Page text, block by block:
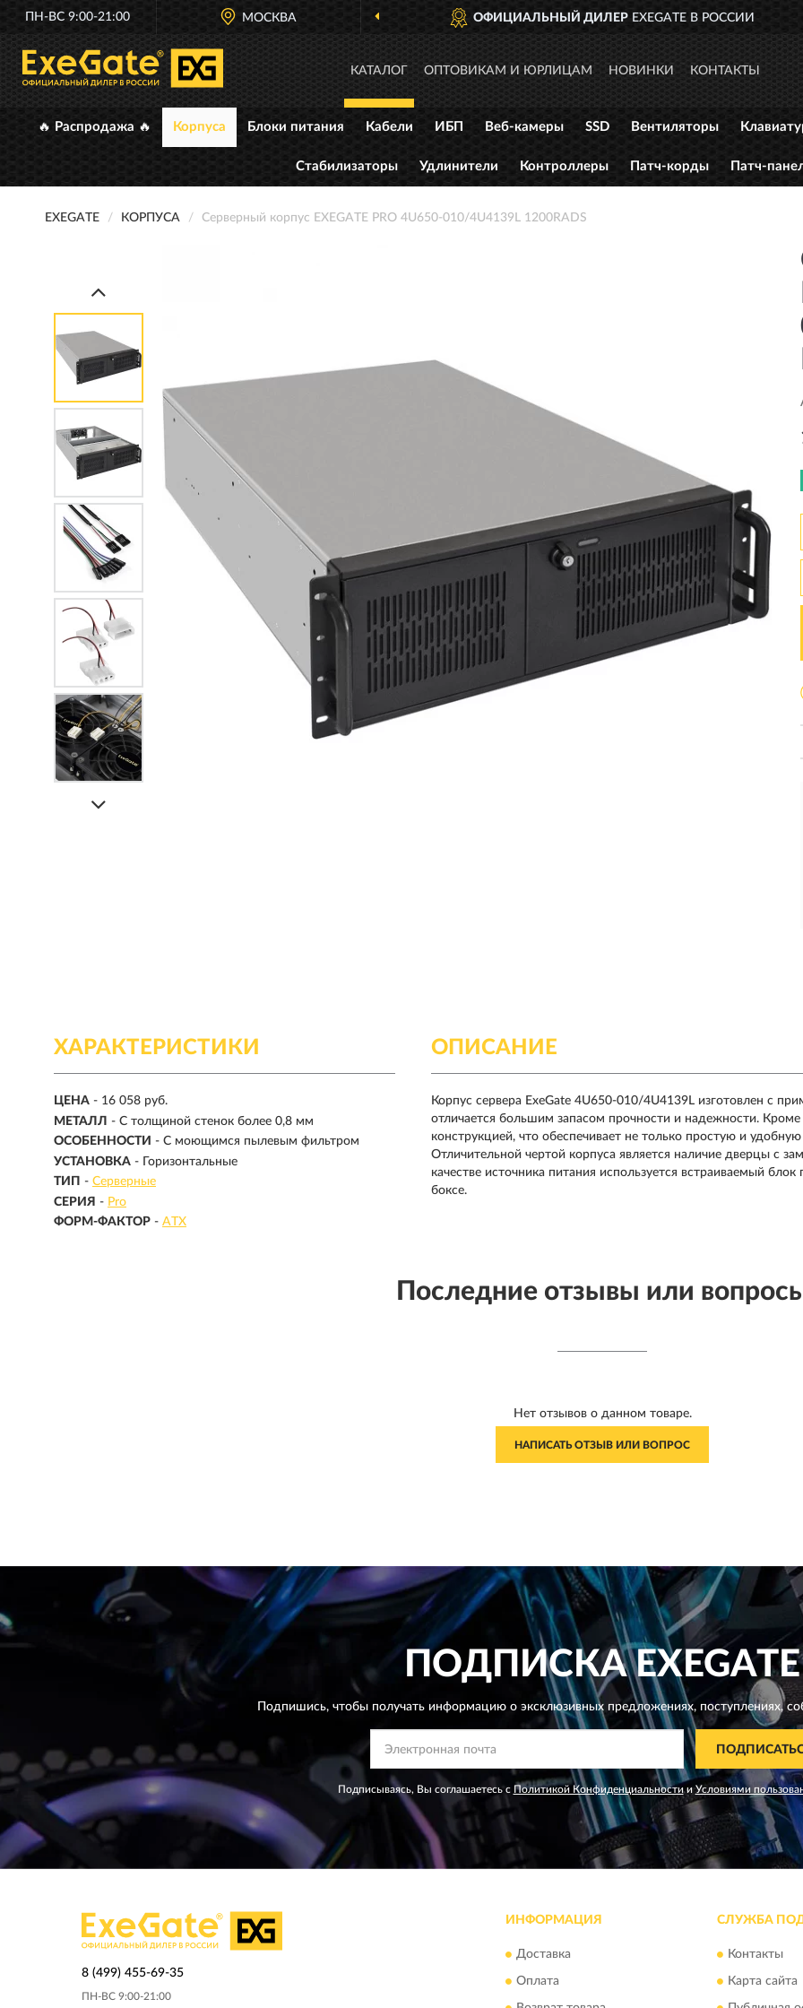
ПН-ВС 9:00-21:00 МОСКВА ОФИЦИАЛЬНЫЙ ДИЛЕРEXEGATE В РОССИИ
КАТАЛОГ ОПТОВИКАМ И ЮРЛИЦАМ НОВИНКИ КОНТАКТЫ
🔥 Распродажа 🔥 Корпуса Блоки питания Кабели ИБП Веб-камеры SSD Вентиляторы
Стабилизаторы Удлинители Контроллеры Патч-корды Патч-
EXEGATE КОРПУСА Серверный корпус EXEGATE PRO 4U650-010/4U4139L 1200RADS
ХАРАКТЕРИСТИКИ
ЦЕНА - 16 058 руб.
МЕТАЛЛ - С толщиной стенок более 0,8 мм
ОСОБЕННОСТИ - С моющимся пылевым фильтром
УСТАНОВКА - Горизонтальные
ТИП - Серверные
СЕРИЯ - Pro
ФОРМ-ФАКТОР - ATX
ОПИСАНИЕ
Корпус сервера ExeGate 4U650-010/4U4139L изготовлен с
отличается большим запасом прочности и надежности.
конструкцией, что обеспечивает не только простую и
Отличительной чертой корпуса является наличие дверцы с
качестве источника питания используется встраиваемый
боксе.
Последние отзывы или
Нет отзывов о данном товаре.
НАПИСАТЬ ОТЗЫВ ИЛИ ВОПРОС
ПОДПИСКАEXEGATE
Подпишись, чтобы получать информацию о эксклюзивных предложениях,поступлениях,
Подписываясь, Вы соглашаетесь с Политикой Конфиденциальности иУсловиями
8 (499) 455-69-35
ПН-ВС 9:00-21:00
ИНФОРМАЦИЯ
Доставка
Оплата
СЛУЖБА
Контакты
Карта сайта